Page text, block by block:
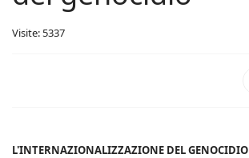
Visite: 5337
L'INTERNAZIONALIZZAZIONE DEL GENOCIDIO